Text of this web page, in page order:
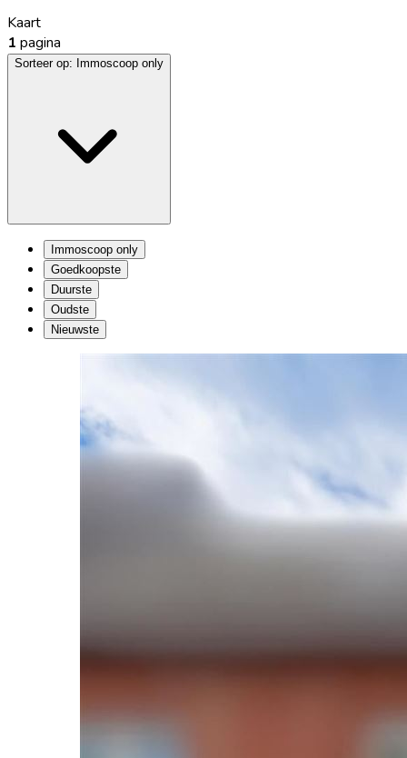
Kaart
1 pagina
Sorteer op: Immoscoop only
Immoscoop only
Goedkoopste
Duurste
Oudste
Nieuwste